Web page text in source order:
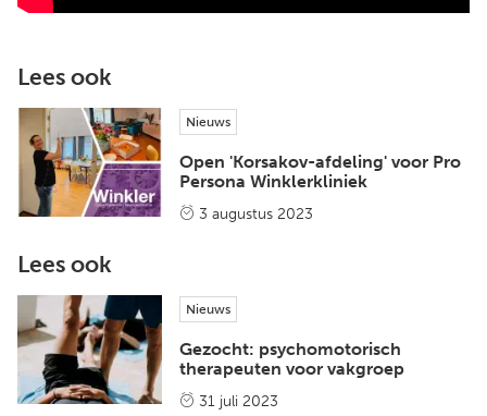
Lees ook
Nieuws
Open 'Korsakov-afdeling' voor Pro
Persona Winklerkliniek
3 augustus 2023
Lees ook
Nieuws
Gezocht: psychomotorisch
therapeuten voor vakgroep
31 juli 2023